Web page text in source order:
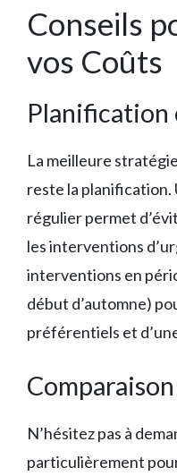
Conseils
vos Coûts
La meilleure
reste la
régulier permet
les interventions
interventions en
début d’automne)
préférentiels et
N’hésitez pas à
particulièrement